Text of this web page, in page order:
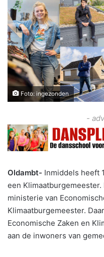
Foto: ingezonden
-
Oldambt- Inmiddels heeft
een
ministerie van
Klimaatburgemeester.
Economische Zaken en
aan de inwoners van